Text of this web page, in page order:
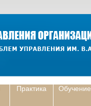
Практика Обучение